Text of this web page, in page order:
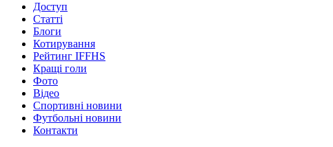
Доступ
Статті
Блоги
Котирування
Рейтинг IFFHS
Кращі голи
Фото
Відео
Спортивні новини
Футбольні новини
Контакти